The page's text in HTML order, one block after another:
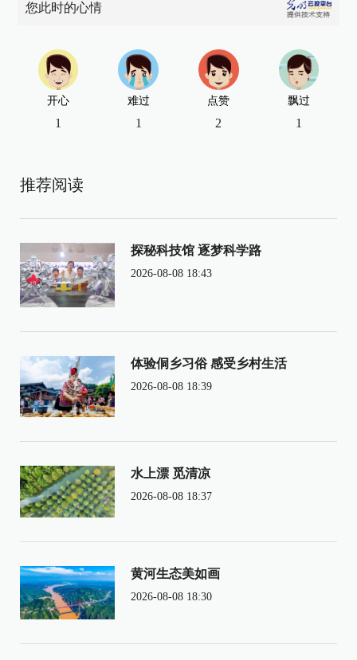
您此时的心情
开心
1
难过
1
点赞
2
飘过
1
推荐阅读
探秘科技馆 逐梦科学路
2026-08-08 18:43
体验侗乡习俗 感受乡村生活
2026-08-08 18:39
水上漂 觅清凉
2026-08-08 18:37
黄河生态美如画
2026-08-08 18:30